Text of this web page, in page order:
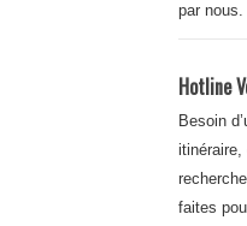
par
Hotline
Besoin
faites